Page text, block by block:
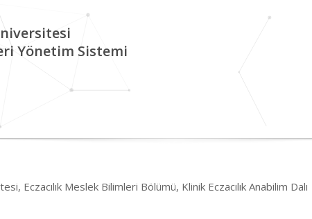
Yönetim Sistemi
Eczacılık Meslek Bilimleri Bölümü, Klinik Eczacılık Anabilim Dalı